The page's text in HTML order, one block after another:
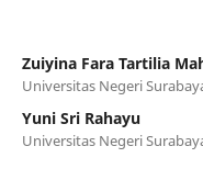
Zuiyina Fara Tartilia
Universitas Negeri
Yuni Sri Rahayu
Universitas Negeri